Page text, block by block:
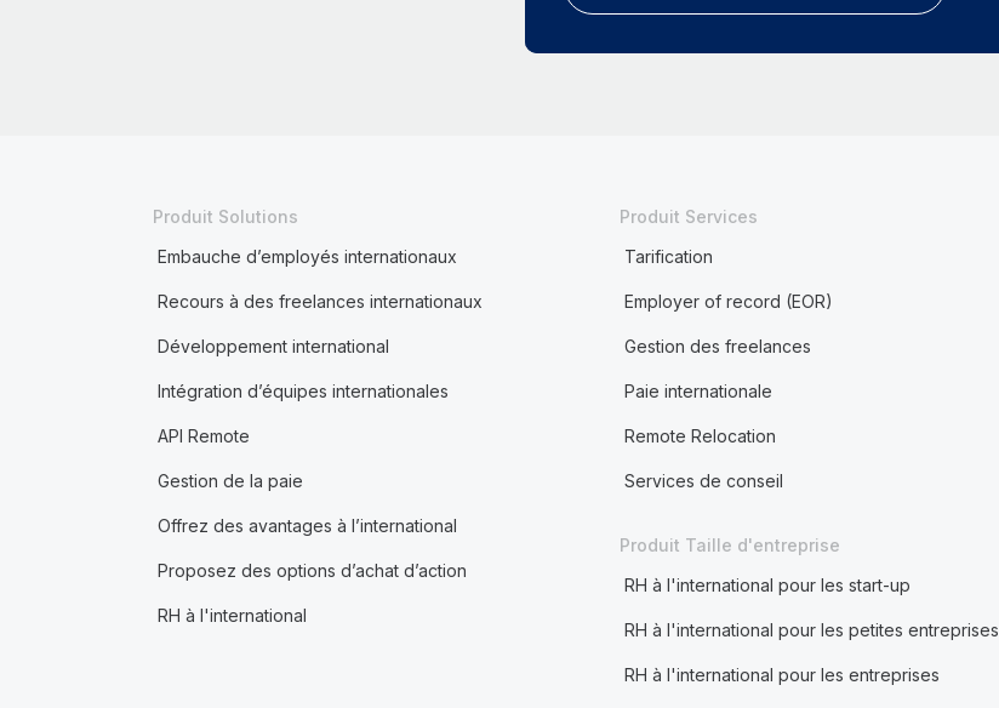
Produit Solutions
Embauche d’employés internationaux
Recours à des freelances internationaux
Développement international
Intégration d’équipes internationales
API Remote
Gestion de la paie
Offrez des avantages à l’international
Proposez des options d’achat d’action
RH à l'international
Produit Services
Tarification
Employer of record (EOR)
Gestion des freelances
Paie internationale
Remote Relocation
Services de conseil
Produit Taille d'entreprise
RH à l'international pour les start-up
RH à l'international pour les petites entreprises
RH à l'international pour les entreprises